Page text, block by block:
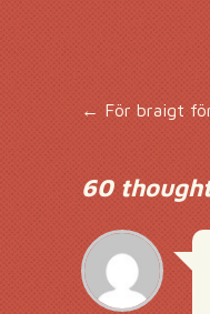
←För braigt
60